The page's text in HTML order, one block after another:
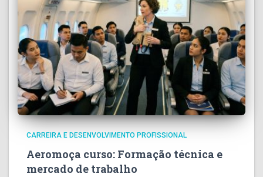
CARREIRA E DESENVOLVIMENTO PROFISSIONAL
Aeromoça curso: Formação técnica e
mercado de trabalho